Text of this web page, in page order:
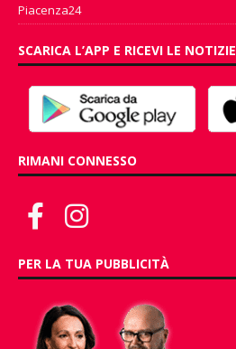
Piacenza24
SCARICA L’APP E RICEVI LE NOTIZIE
RIMANI CONNESSO
PER LA TUA PUBBLICITÀ